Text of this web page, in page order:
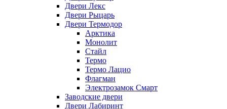
Двери Лекс
Двери Рыцарь
Двери Термодор
Арктика
Монолит
Стайл
Термо
Термо Лацио
Флагман
Электрозамок Смарт
Заводские двери
Двери Лабиринт